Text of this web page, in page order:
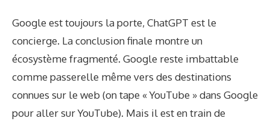
Google est toujours la porte, ChatGPT est le
concierge. La conclusion finale montre un
écosystème fragmenté. Google reste imbattable
comme passerelle même vers des destinations
connues sur le web (on tape « YouTube » dans Google
pour aller sur YouTube). Mais il est en train de